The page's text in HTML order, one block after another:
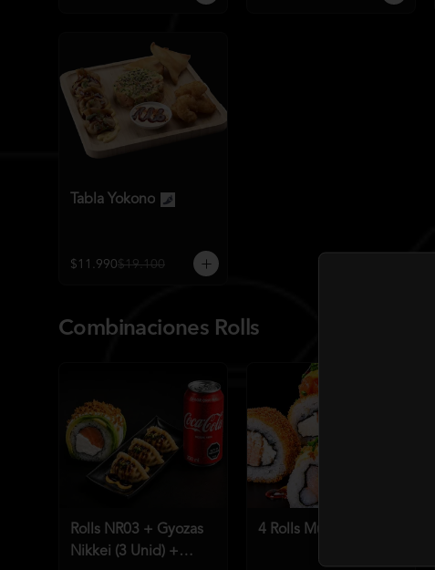
Tabla Yokono
$11.990$19.100
Combinaciones Rolls
Rolls NR03 + Gyozas
Nikkei (3 Unid) +
4 Rolls Mundialeros